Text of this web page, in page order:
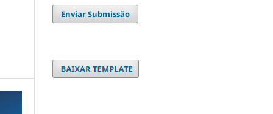
Enviar Submissão